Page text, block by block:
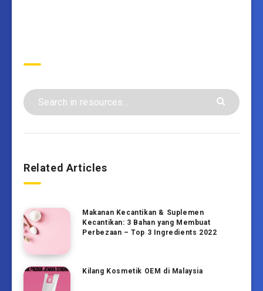
Related Articles
Makanan Kecantikan & Suplemen
Kecantikan: 3 Bahan yang Membuat
Perbezaan – Top 3 Ingredients 2022
Kilang Kosmetik OEM di Malaysia